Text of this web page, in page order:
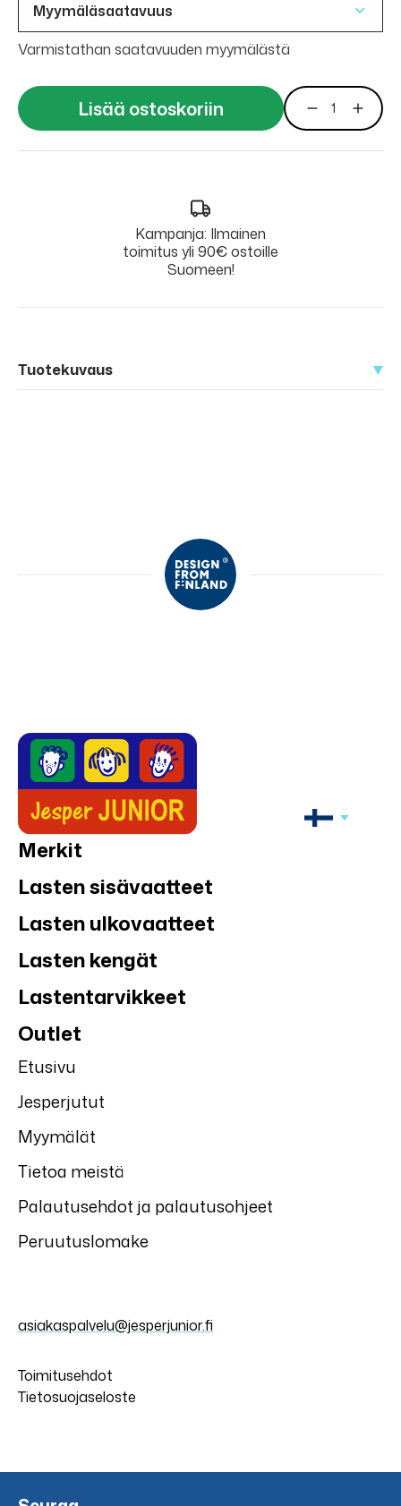
Myymäläsaatavuus
Varmistathan saatavuuden myymälästä
Lisää ostoskoriin
Kampanja: Ilmainen
toimitus yli 90€ ostoille
Suomeen!
Tuotekuvaus
Merkit
Lasten sisävaatteet
Lasten ulkovaatteet
Lasten kengät
Lastentarvikkeet
Outlet
Etusivu
Jesperjutut
Myymälät
Tietoa meistä
Palautusehdot ja palautusohjeet
Peruutuslomake
asiakaspalvelu@jesperjunior.fi
Toimitusehdot
Tietosuojaseloste